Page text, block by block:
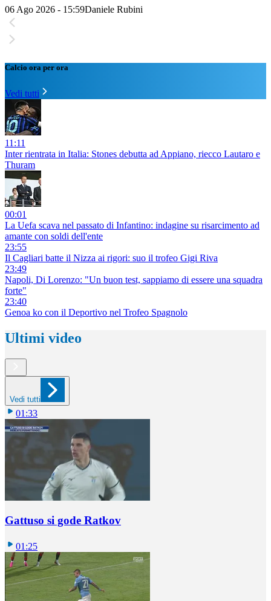
06 Ago 2026 - 15:59Daniele Rubini
Calcio ora per ora
Vedi tutti
11:11
Inter rientrata in Italia: Stones debutta ad Appiano, riecco Lautaro e
Thuram
00:01
La Uefa scava nel passato di Infantino: indagine su risarcimento ad
amante con soldi dell'ente
23:55
Il Cagliari batte il Nizza ai rigori: suo il trofeo Gigi Riva
23:49
Napoli, Di Lorenzo: "Un buon test, sappiamo di essere una squadra
forte"
23:40
Genoa ko con il Deportivo nel Trofeo Spagnolo
Ultimi video
Vedi tutti
01:33
Gattuso si gode Ratkov
01:25